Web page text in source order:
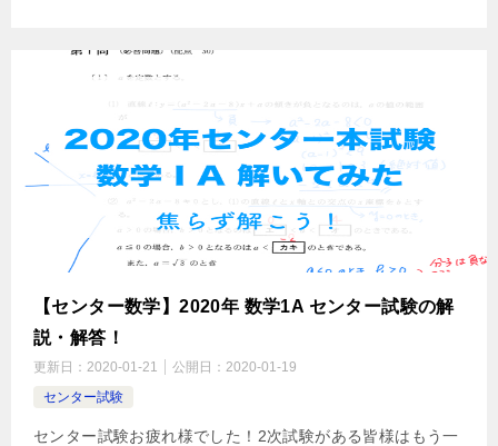
【センター数学】2020年 数学1A センター試験の解
説・解答！
更新日： 2020-01-21 公開日： 2020-01-19
センター試験
センター試験お疲れ様でした！2次試験がある皆様はもう一